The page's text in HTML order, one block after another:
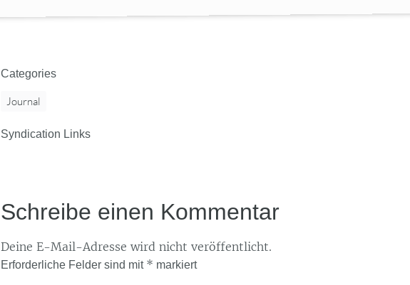
Categories
Journal
Syndication Links
Schreibe einen Kommentar
Deine E-Mail-Adresse wird nicht veröffentlicht.
Erforderliche Felder sind mit * markiert